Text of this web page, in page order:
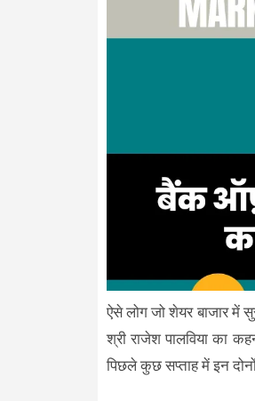
ऐसे लोग जो शेयर बाजार में
श्री राजेश पालविया का
पिछले कुछ सप्ताह में इन